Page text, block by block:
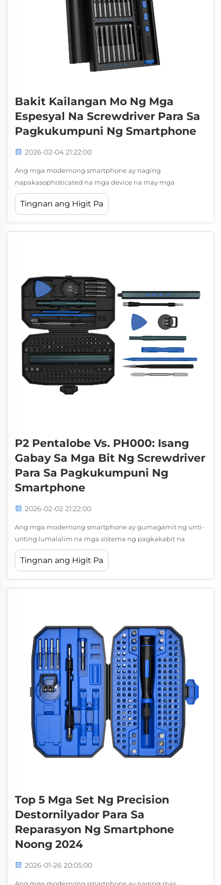
Bakit Kailangan Mo Ng Mga
Espesyal Na Screwdriver Para Sa
Pagkukumpuni Ng Smartphone
2026-02-04 21:22:00
Ang mga modernong smartphone ay naging
napakasophisticated na mga device na may mga
kumplikadong panloob na bahagi na nangangailangan
ng mga eksaktong kasangkapan para sa tamang
Tingnan ang Higit Pa
P2 Pentalobe Vs. PH000: Isang
Gabay Sa Mga Bit Ng Screwdriver
Para Sa Pagkukumpuni Ng
Smartphone
2026-02-02 21:22:00
Ang mga modernong smartphone ay gumagamit ng unti-
unting lumalalim na mga sistema ng pagkakabit na
nangangailangan ng mga eksaktong kasangkapan para
sa tamang pagpapanatili at pagkukumpuni. Ang mga
Tingnan ang Higit Pa
Top 5 Mga Set Ng Precision
Destornilyador Para Sa
Reparasyon Ng Smartphone
Noong 2024
2026-01-26 20:05:00